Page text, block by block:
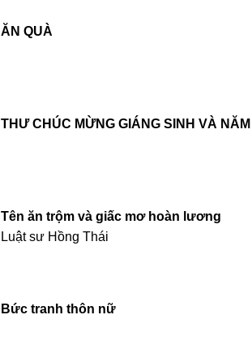
ĂN QUÀ
THƯ CHÚC MỪNG GIÁNG SINH VÀ
Tên ăn trộm và giấc mơ hoàn lương
Luật sư Hồng Thái
Bức tranh thôn nữ